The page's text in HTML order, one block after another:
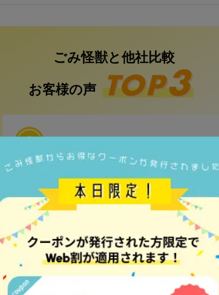
ごみ怪獣と他社比較
お客様の声
お客様が以前依頼した会社様に不信感を
持ち、弊社に依頼した際に全体的な対応
の良さを評価
して頂くことが多くござい
ます
警察OB監修がある